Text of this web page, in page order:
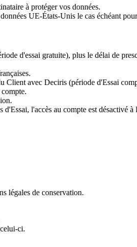
à protéger vos données.
UE-États-Unis le cas échéant
d'essai gratuite), plus le délai de
Client avec Deciris (période d'Essai
l'accès au compte est désactivé
légales de conservation.
ci.